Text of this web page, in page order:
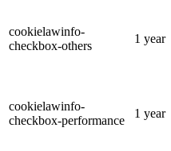
cookielawinfo-
checkbox-others
1 year
cookielawinfo-
checkbox-performance
1 year